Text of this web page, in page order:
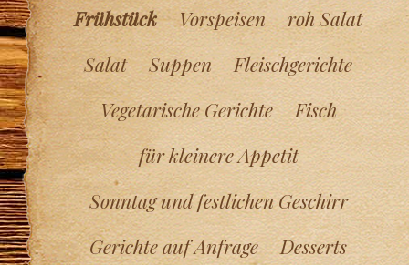
Frühstück Vorspeisen
roh Salat
Salat
Suppen
Fleischgerichte
Vegetarische Gerichte
Fisch
für kleinere Appetit
Sonntag und festlichen Geschirr
Gerichte auf Anfrage
Desserts